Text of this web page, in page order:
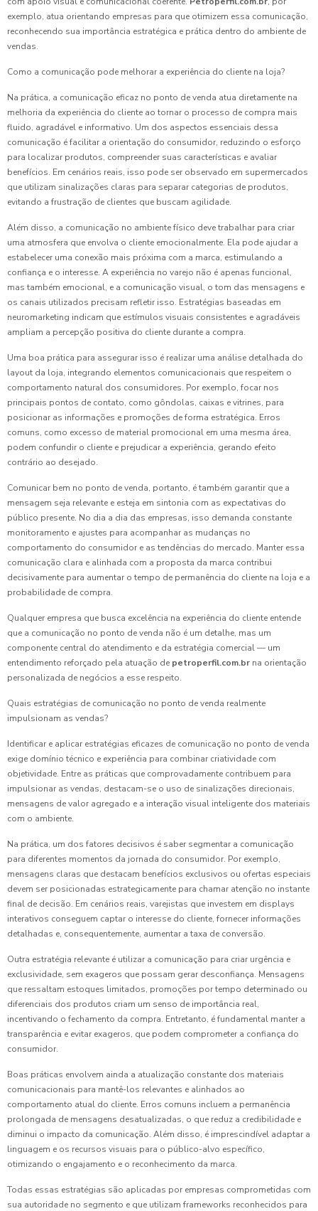
exemplo, atua orientando empresas para que otimizem essa comunicação,
reconhecendo sua importância estratégica e prática dentro do ambiente de
vendas.
Como a comunicação pode melhorar a experiência do cliente na loja?
Na prática, a comunicação eficaz no ponto de venda atua diretamente na
melhoria da experiência do cliente ao tornar o processo de compra mais
fluido, agradável e informativo. Um dos aspectos essenciais dessa
comunicação é facilitar a orientação do consumidor, reduzindo o esforço
para localizar produtos, compreender suas características e avaliar
benefícios. Em cenários reais, isso pode ser observado em supermercados
que utilizam sinalizações claras para separar categorias de produtos,
evitando a frustração de clientes que buscam agilidade.
Além disso, a comunicação no ambiente físico deve trabalhar para criar
uma atmosfera que envolva o cliente emocionalmente. Ela pode ajudar a
estabelecer uma conexão mais próxima com a marca, estimulando a
confiança e o interesse. A experiência no varejo não é apenas funcional,
mas também emocional, e a comunicação visual, o tom das mensagens e
os canais utilizados precisam refletir isso. Estratégias baseadas em
neuromarketing indicam que estímulos visuais consistentes e agradáveis
ampliam a percepção positiva do cliente durante a compra.
Uma boa prática para assegurar isso é realizar uma análise detalhada do
layout da loja, integrando elementos comunicacionais que respeitem o
comportamento natural dos consumidores. Por exemplo, focar nos
principais pontos de contato, como gôndolas, caixas e vitrines, para
posicionar as informações e promoções de forma estratégica. Erros
comuns, como excesso de material promocional em uma mesma área,
podem confundir o cliente e prejudicar a experiência, gerando efeito
contrário ao desejado.
Comunicar bem no ponto de venda, portanto, é também garantir que a
mensagem seja relevante e esteja em sintonia com as expectativas do
público presente. No dia a dia das empresas, isso demanda constante
monitoramento e ajustes para acompanhar as mudanças no
comportamento do consumidor e as tendências do mercado. Manter essa
comunicação clara e alinhada com a proposta da marca contribui
decisivamente para aumentar o tempo de permanência do cliente na loja e a
probabilidade de compra.
Qualquer empresa que busca excelência na experiência do cliente entende
que a comunicação no ponto de venda não é um detalhe, mas um
componente central do atendimento e da estratégia comercial — um
entendimento reforçado pela atuação de petroperfil.com.br na orientação
personalizada de negócios a esse respeito.
Quais estratégias de comunicação no ponto de venda realmente
impulsionam as vendas?
Identificar e aplicar estratégias eficazes de comunicação no ponto de venda
exige domínio técnico e experiência para combinar criatividade com
objetividade. Entre as práticas que comprovadamente contribuem para
impulsionar as vendas, destacam-se o uso de sinalizações direcionais,
mensagens de valor agregado e a interação visual inteligente dos materiais
com o ambiente.
Na prática, um dos fatores decisivos é saber segmentar a comunicação
para diferentes momentos da jornada do consumidor. Por exemplo,
mensagens claras que destacam benefícios exclusivos ou ofertas especiais
devem ser posicionadas estrategicamente para chamar atenção no instante
final de decisão. Em cenários reais, varejistas que investem em displays
interativos conseguem captar o interesse do cliente, fornecer informações
detalhadas e, consequentemente, aumentar a taxa de conversão.
Outra estratégia relevante é utilizar a comunicação para criar urgência e
exclusividade, sem exageros que possam gerar desconfiança. Mensagens
que ressaltam estoques limitados, promoções por tempo determinado ou
diferenciais dos produtos criam um senso de importância real,
incentivando o fechamento da compra. Entretanto, é fundamental manter a
transparência e evitar exageros, que podem comprometer a confiança do
consumidor.
Boas práticas envolvem ainda a atualização constante dos materiais
comunicacionais para mantê-los relevantes e alinhados ao
comportamento atual do cliente. Erros comuns incluem a permanência
prolongada de mensagens desatualizadas, o que reduz a credibilidade e
diminui o impacto da comunicação. Além disso, é imprescindível adaptar a
linguagem e os recursos visuais para o público-alvo específico,
otimizando o engajamento e o reconhecimento da marca.
Todas essas estratégias são aplicadas por empresas comprometidas com
sua autoridade no segmento e que utilizam frameworks reconhecidos para